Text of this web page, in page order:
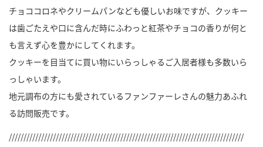
チョココロネやクリームパンなども優しいお味ですが、クッキー
は歯ごたえや口に含んだ時にふわっと紅茶やチョコの香りが何と
も言えず心を豊かにしてくれます。
クッキーを目当てに買い物にいらっしゃるご入居者様も多数いら
っしゃいます。
地元調布の方にも愛されているファンファーレさんの魅力あふれ
る訪問販売です。
////////////////////////////////////////////////////////////////////////////////